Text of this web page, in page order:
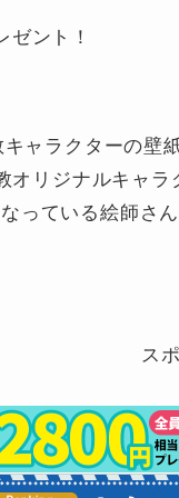
ゼント！
ャラクターの壁
オリジナルキャ
っている絵師さ
ス